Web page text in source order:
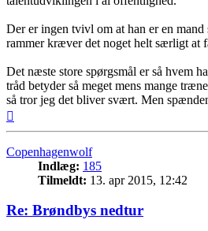
Der er ingen tvivl om at han er en
rammer kræver det noget helt særligt at
Det næste store spørgsmål er så hvem
tråd betyder så meget mens mange
så tror jeg det bliver svært. Men
Copenhagenwolf
Indlæg: 185
Tilmeldt: 13. apr 2015, 12:42
Re: Brøndbys nedtur